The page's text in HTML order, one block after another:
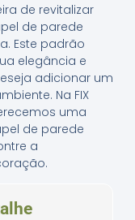
de revitalizar
de parede
Este padrão
elegância e
adicionar um
Na FIX
uma
de parede
a